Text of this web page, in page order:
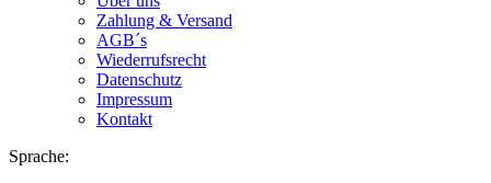
Zahlung & Versand
AGB´s
Wiederrufsrecht
Datenschutz
Impressum
Kontakt
Sprache: